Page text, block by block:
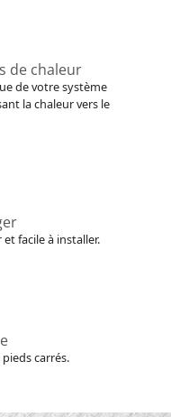
de chaleur
de votre système
la chaleur vers le
facile à installer.
carrés.